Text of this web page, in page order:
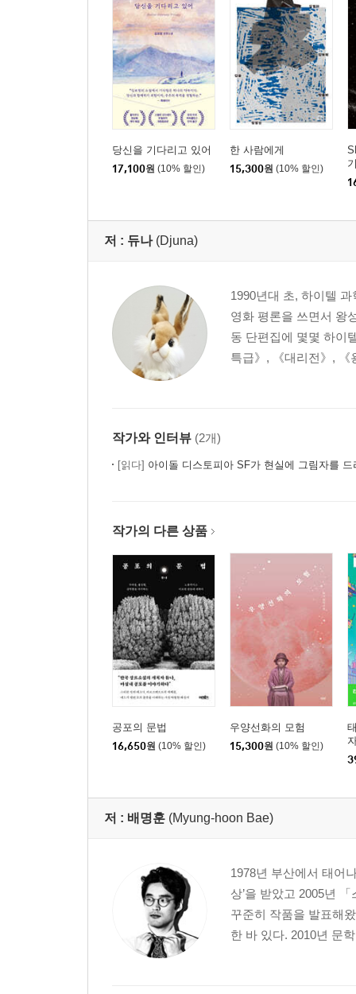
당신을 기다리고 있어
17,100원 (10% 할인)
한 사람에게
15,300원 (10% 할인)
저 : 듀나 (Djuna)
1990년대 초, 하이텔
영화 평론을 쓰면서 왕
동 단편집에 몇몇 하이
특급》, 《대리전》, 《
작가와 인터뷰 (2개)
[읽다] 아이돌 디스토피아 SF가 현실에 그림자를 드
작가의 다른 상품
공포의 문법
16,650원 (10% 할인)
우양선화의 모험
15,300원 (10% 할인)
저 : 배명훈 (Myung-hoon Bae)
1978년 부산에서 태어
상’을 받았고 2005년
꾸준히 작품을 발표해
한 바 있다. 2010년 문